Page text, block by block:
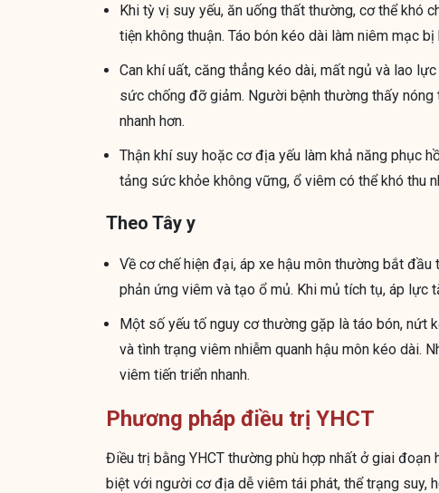
Khi tỳ vị suy yếu, ăn uống thất thường, cơ thể khó
tiện không thuận. Táo bón kéo dài làm niêm mạc
Can khí uất, căng thẳng kéo dài, mất ngủ và lao
sức chống đỡ giảm. Người bệnh thường thấy
nhanh hơn.
Thận khí suy hoặc cơ địa yếu làm khả năng phục
tảng sức khỏe không vững, ổ viêm có thể khó thu
Theo Tây y
Về cơ chế hiện đại, áp xe hậu môn thường bắt
phản ứng viêm và tạo ổ mủ. Khi mủ tích tụ, áp lực
Một số yếu tố nguy cơ thường gặp là táo bón, nứt
và tình trạng viêm nhiễm quanh hậu môn kéo dài.
viêm tiến triển nhanh.
Phương pháp điều trị YHCT
Điều trị bằng YHCT thường phù hợp nhất ở giai
biệt với người cơ địa dễ viêm tái phát, thể trạng suy,